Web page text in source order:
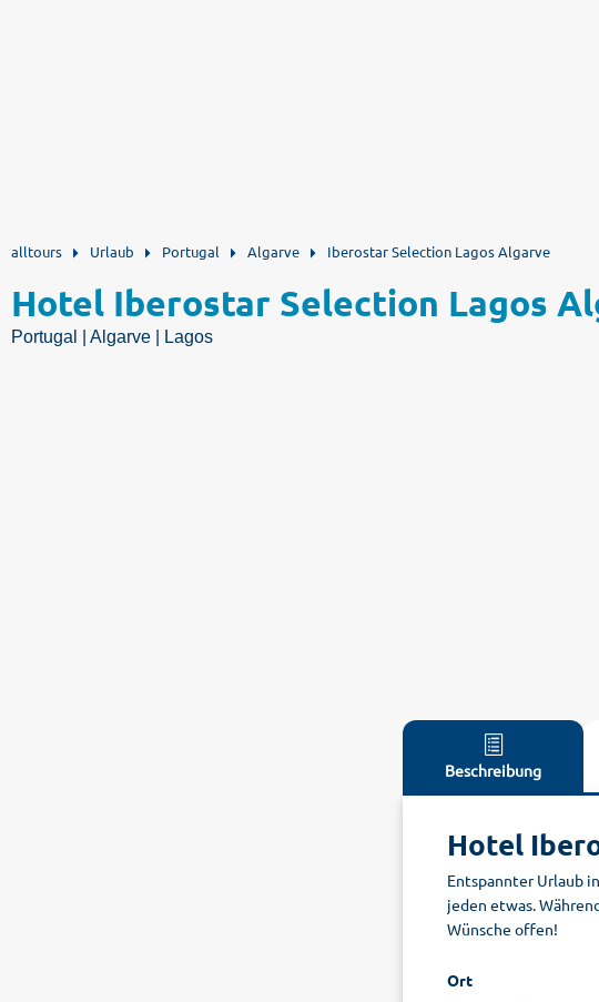
alltours Urlaub Portugal Algarve Iberostar Selection Lagos Algarve
Hotel Iberostar Selection Lagos
Portugal | Algarve | Lagos
Beschreibung
Hotel
Entspannter Urlaub
jeden etwas.
Wünsche offen!
Ort